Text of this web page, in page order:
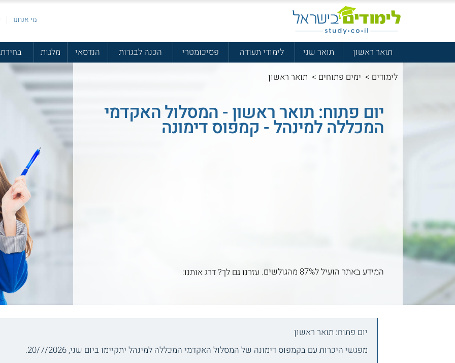
מי אנחנו
תואר ראשון תואר שני לימודי תעודה פסיכומטרי הכנה לבגרות הנדסאי מלגות
לימודים > ימים פתוחים > תואר ראשון
יום פתוח: תואר ראשון - המסלול האקדמי
המכללה למינהל - קמפוס דימונה
המידע באתר הועיל ל87% מהגולשים. עזרנו גם לך? דרג אותנו:
יום פתוח: תואר ראשון
מפגשי היכרות עם בקמפוס דימונה של המסלול האקדמי המכללה למינהל יתקיימו ביום שני, 20/7/2026.